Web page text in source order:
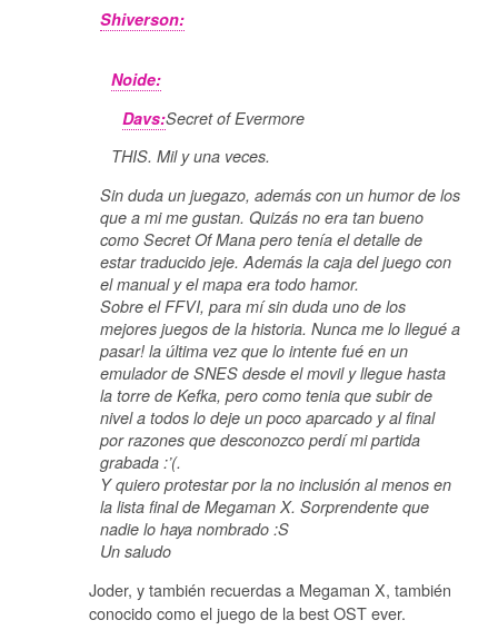
Shiverson:
Noide:
Davs:Secret of Evermore
THIS. Mil y una veces.
Sin duda un juegazo, además con un humor de los
que a mi me gustan. Quizás no era tan bueno
como Secret Of Mana pero tenía el detalle de
estar traducido jeje. Además la caja del juego con
el manual y el mapa era todo hamor.
Sobre el FFVI, para mí sin duda uno de los
mejores juegos de la historia. Nunca me lo llegué a
pasar! la última vez que lo intente fué en un
emulador de SNES desde el movil y llegue hasta
la torre de Kefka, pero como tenia que subir de
nivel a todos lo deje un poco aparcado y al final
por razones que desconozco perdí mi partida
grabada :’(.
Y quiero protestar por la no inclusión al menos en
la lista final de Megaman X. Sorprendente que
nadie lo haya nombrado :S
Un saludo
Joder, y también recuerdas a Megaman X, también
conocido como el juego de la best OST ever.